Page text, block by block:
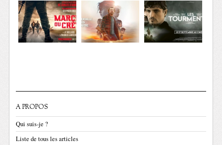
A PROPOS
Qui suis-je ?
Liste de tous les articles